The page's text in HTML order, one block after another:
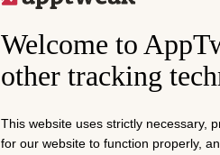
Welcome to
other tracking
This website uses strictly necessary,
for our website to function properly,
细分领域定义：
移动银行：银行应用
数字钱包：用于管理
交易：提供股票追踪
易应用。